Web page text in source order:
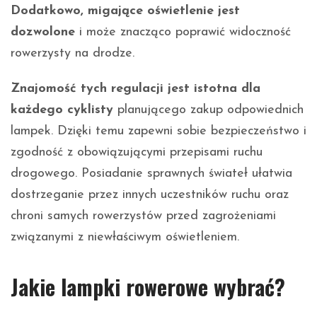
Dodatkowo, migające oświetlenie jest
dozwolone i może znacząco poprawić widoczność
rowerzysty na drodze.
Znajomość tych regulacji jest istotna dla
każdego cyklisty planującego zakup odpowiednich
lampek. Dzięki temu zapewni sobie bezpieczeństwo i
zgodność z obowiązującymi przepisami ruchu
drogowego. Posiadanie sprawnych świateł ułatwia
dostrzeganie przez innych uczestników ruchu oraz
chroni samych rowerzystów przed zagrożeniami
związanymi z niewłaściwym oświetleniem.
Jakie lampki rowerowe wybrać?